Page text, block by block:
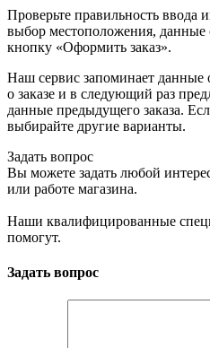
Проверьте правильность ввода
выбор местоположения,
кнопку «Оформить заказ».
Наш сервис запоминает данные
о заказе и в следующий раз
данные предыдущего заказа.
выбирайте другие варианты.
Задать вопрос
Вы можете задать любой
или работе магазина.
Наши квалифицированные
помогут.
Задать вопрос